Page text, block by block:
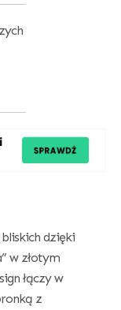
dzięki
w złotym
łączy w
z